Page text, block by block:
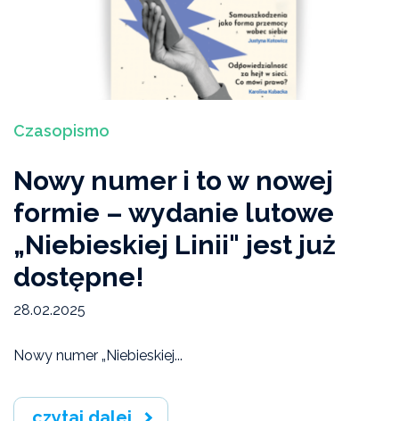
Czasopismo
Nowy numer i to w nowej
formie – wydanie lutowe
„Niebieskiej Linii" jest już
dostępne!
28.02.2025
Nowy numer „Niebieskiej...